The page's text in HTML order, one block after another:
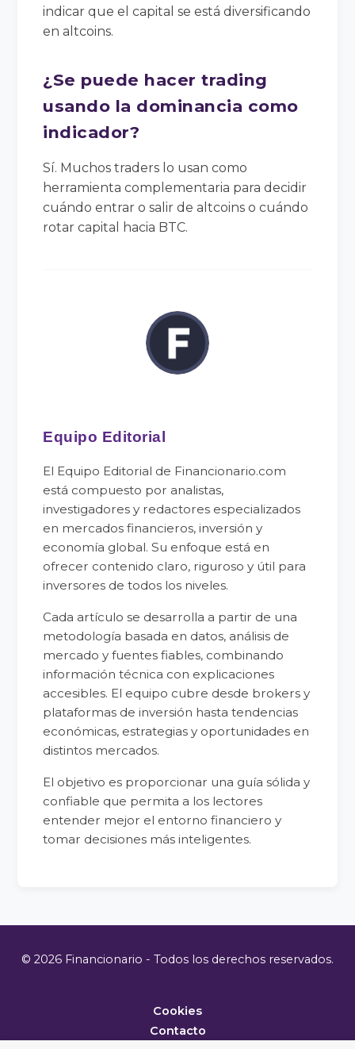
indicar que el capital se está diversificando
en altcoins.
¿Se puede hacer trading
usando la dominancia como
indicador?
Sí. Muchos traders lo usan como
herramienta complementaria para decidir
cuándo entrar o salir de altcoins o cuándo
rotar capital hacia BTC.
Equipo Editorial
El Equipo Editorial de Financionario.com
está compuesto por analistas,
investigadores y redactores especializados
en mercados financieros, inversión y
economía global. Su enfoque está en
ofrecer contenido claro, riguroso y útil para
inversores de todos los niveles.
Cada artículo se desarrolla a partir de una
metodología basada en datos, análisis de
mercado y fuentes fiables, combinando
información técnica con explicaciones
accesibles. El equipo cubre desde brokers y
plataformas de inversión hasta tendencias
económicas, estrategias y oportunidades en
distintos mercados.
El objetivo es proporcionar una guía sólida y
confiable que permita a los lectores
entender mejor el entorno financiero y
tomar decisiones más inteligentes.
© 2026 Financionario - Todos los derechos reservados.
Cookies
Contacto